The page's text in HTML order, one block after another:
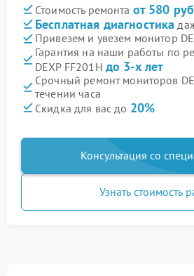
Стоимость ремонта от 580
Бесплатная диагностика
Привезем и увезем монитор
Гарантия на наши работы по
DEXP FF201H до 3-х лет
Срочный ремонт мониторов
течении часа
Скидка для вас до 20%
Консультация со
Узнать стоимость